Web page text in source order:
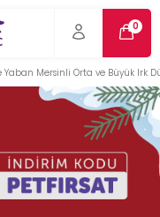
0
Mersinli Orta ve Büyük Irk